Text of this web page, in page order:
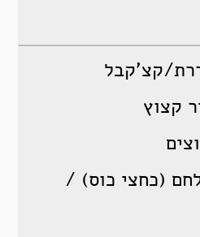
קצוץ
לחם (כחצי כוס) /